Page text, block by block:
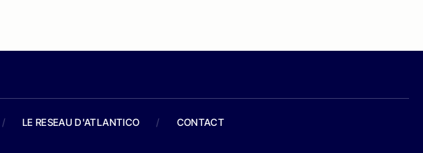
/ LE RESEAU D'ATLANTICO / CONTACT